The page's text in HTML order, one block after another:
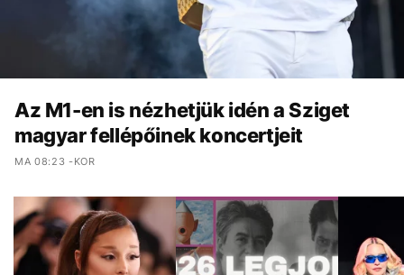
Az M1-en is nézhetjük idén a Sziget
magyar fellépőinek koncertjeit
MA 08:23 -KOR